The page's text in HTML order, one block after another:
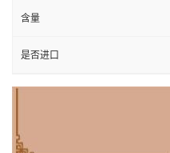
含量
是否进口